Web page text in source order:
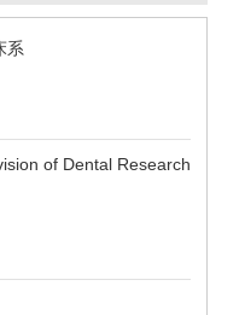
系
of Dental Research